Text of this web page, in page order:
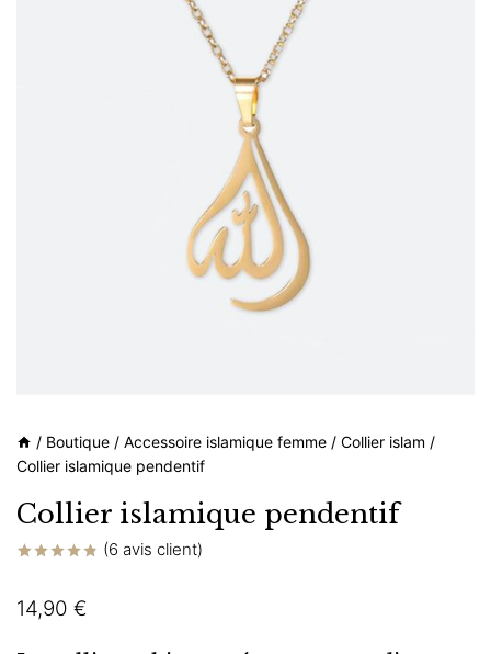
/ Boutique / Accessoire islamique femme / Collier islam /
Collier islamique pendentif
Collier islamique pendentif
sur
notations
(6 avis client)
14,90 €